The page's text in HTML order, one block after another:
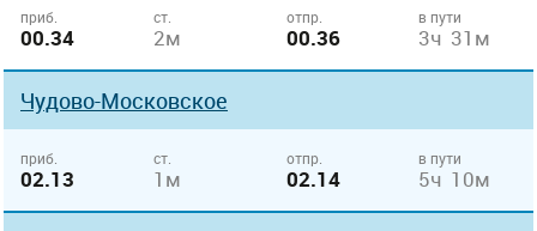
приб.
00.34
ст.
2м
отпр.
00.36
в пути
3ч 31м
Чудово-Московское
приб.
02.13
ст.
1м
отпр.
02.14
в пути
5ч 10м